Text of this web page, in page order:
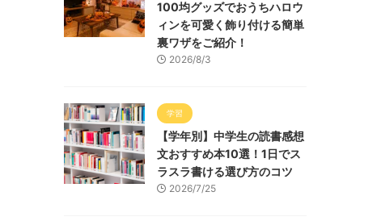
100均グッズでおうちハロウ
ィンを可愛く飾り付ける簡単
裏ワザをご紹介！
2026/8/3
学習
【学年別】中学生の読書感想
文おすすめ本10選！1日でス
ラスラ書ける選び方のコツ
2026/7/25